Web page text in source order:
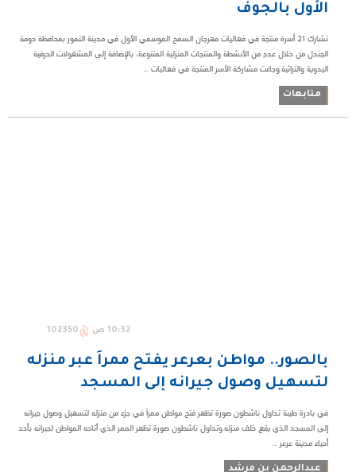
الأول بالجوف
تشارك 21 أسرة منتجة في فعاليات مهرجان السمح الموسمي الأول في مدينة التمور بمحافظة دومة
الجندل من خلال عددٍ من الأنشطة والمنتجات المنزلية المتنوعة، بالإضافة إلى المشغولات الحرفية
اليدوية والتراثية.وجاءت مشاركة الأسر المنتجة في فعاليات ...
متابعات
10:32 ص 102350
بالصور.. مواطن بعرعر يفتح ممراً عبر منزله
لتسهيل وصول جيرانه إلى المسجد
في بادرة طيبة تداول ناشطون صورة تظهر فتح مواطن ممراً في جزء من منزله لتسهيل وصول جيرانه
إلى المسجد الذي يقع خلف منزله.وتداول ناشطون صورة تظهر الممر الذي أتاحه المواطن لجيرانه بأحد
أحياء مدينة عرعر ...
عبدالرحمن بن مرشد